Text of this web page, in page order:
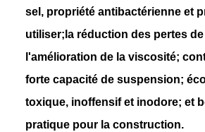
sel, propriété antibactérienne et
utiliser;la réduction des pertes
l'amélioration de la viscosité;
forte capacité de suspension;
toxique, inoffensif et inodore; et
pratique pour la construction.